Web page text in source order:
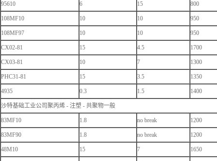
95610 6 15 800
108MF10 10 10 950
108MF97 10 10 950
CX02-81 15 4.5 1700
CX03-81 10 7 1300
PHC31-81 15 3.5 1350
4935 0.3 1.5 1400
沙特基础工业公司聚丙烯 - 注塑 - 共聚物一般
83MF10 1.8 no break 1200
83MF90 1.8 no break 1200
48M10 15 7 1650